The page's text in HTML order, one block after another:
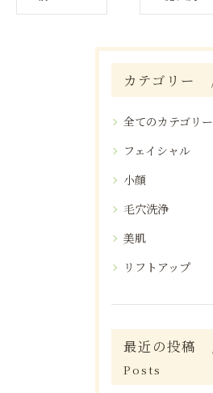
カテゴリー
全てのカテゴリー
フェイシャル
小顔
毛穴洗浄
美肌
リフトアップ
最近の投稿
Posts